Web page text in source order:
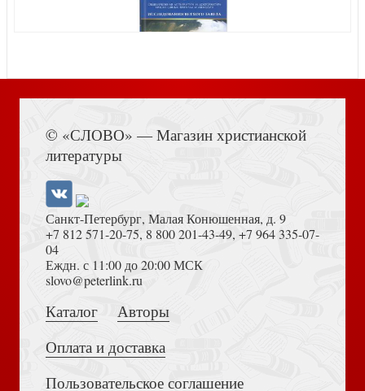
Жена Иуды
Толкование на Апокалипсис (Тихоний Африканский)
© «СЛОВО» — Магазин христианской
литературы
Санкт-Петербург, Малая Конюшенная, д. 9
+7 812 571-20-75, 8 800 201-43-49, +7 964 335-07-
04
Еждн. с 11:00 до 20:00 МСК
slovo@peterlink.ru
Каталог
Авторы
Оплата и доставка
Пользовательское соглашение